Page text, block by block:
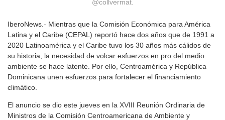
@collvermat.
IberoNews.- Mientras que la Comisión Económica para América
Latina y el Caribe (CEPAL) reportó hace dos años que de 1991 a
2020 Latinoamérica y el Caribe tuvo los 30 años más cálidos de
su historia, la necesidad de volcar esfuerzos en pro del medio
ambiente se hace latente. Por ello, Centroamérica y República
Dominicana unen esfuerzos para fortalecer el financiamiento
climático.
El anuncio se dio este jueves en la XVIII Reunión Ordinaria de
Ministros de la Comisión Centroamericana de Ambiente y